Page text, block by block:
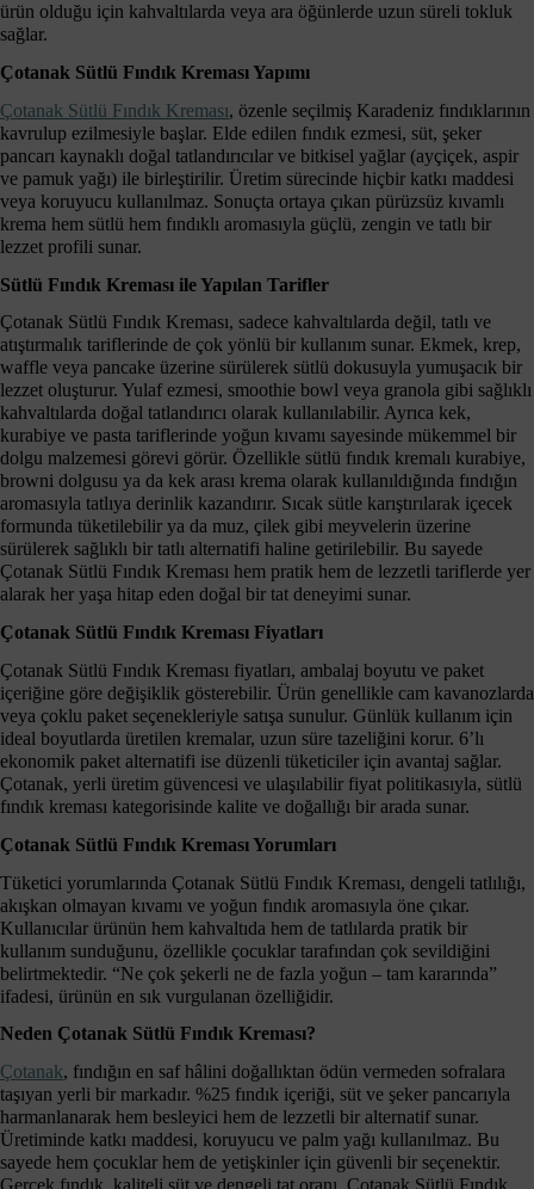
ürün olduğu için kahvaltılarda veya ara öğünlerde uzun süreli tokluk
sağlar.
Çotanak Sütlü Fındık Kreması Yapımı
Çotanak Sütlü Fındık Kreması, özenle seçilmiş Karadeniz fındıklarının
kavrulup ezilmesiyle başlar. Elde edilen fındık ezmesi, süt, şeker
pancarı kaynaklı doğal tatlandırıcılar ve bitkisel yağlar (ayçiçek, aspir
ve pamuk yağı) ile birleştirilir. Üretim sürecinde hiçbir katkı maddesi
veya koruyucu kullanılmaz. Sonuçta ortaya çıkan pürüzsüz kıvamlı
krema hem sütlü hem fındıklı aromasıyla güçlü, zengin ve tatlı bir
lezzet profili sunar.
Sütlü Fındık Kreması ile Yapılan Tarifler
Çotanak Sütlü Fındık Kreması, sadece kahvaltılarda değil, tatlı ve
atıştırmalık tariflerinde de çok yönlü bir kullanım sunar. Ekmek, krep,
waffle veya pancake üzerine sürülerek sütlü dokusuyla yumuşacık bir
lezzet oluşturur. Yulaf ezmesi, smoothie bowl veya granola gibi sağlıklı
kahvaltılarda doğal tatlandırıcı olarak kullanılabilir. Ayrıca kek,
kurabiye ve pasta tariflerinde yoğun kıvamı sayesinde mükemmel bir
dolgu malzemesi görevi görür. Özellikle sütlü fındık kremalı kurabiye,
browni dolgusu ya da kek arası krema olarak kullanıldığında fındığın
aromasıyla tatlıya derinlik kazandırır. Sıcak sütle karıştırılarak içecek
formunda tüketilebilir ya da muz, çilek gibi meyvelerin üzerine
sürülerek sağlıklı bir tatlı alternatifi haline getirilebilir. Bu sayede
Çotanak Sütlü Fındık Kreması hem pratik hem de lezzetli tariflerde yer
alarak her yaşa hitap eden doğal bir tat deneyimi sunar.
Çotanak Sütlü Fındık Kreması Fiyatları
Çotanak Sütlü Fındık Kreması fiyatları, ambalaj boyutu ve paket
içeriğine göre değişiklik gösterebilir. Ürün genellikle cam kavanozlarda
veya çoklu paket seçenekleriyle satışa sunulur. Günlük kullanım için
ideal boyutlarda üretilen kremalar, uzun süre tazeliğini korur. 6’lı
ekonomik paket alternatifi ise düzenli tüketiciler için avantaj sağlar.
Çotanak, yerli üretim güvencesi ve ulaşılabilir fiyat politikasıyla, sütlü
fındık kreması kategorisinde kalite ve doğallığı bir arada sunar.
Çotanak Sütlü Fındık Kreması Yorumları
Tüketici yorumlarında Çotanak Sütlü Fındık Kreması, dengeli tatlılığı,
akışkan olmayan kıvamı ve yoğun fındık aromasıyla öne çıkar.
Kullanıcılar ürünün hem kahvaltıda hem de tatlılarda pratik bir
kullanım sunduğunu, özellikle çocuklar tarafından çok sevildiğini
belirtmektedir. “Ne çok şekerli ne de fazla yoğun – tam kararında”
ifadesi, ürünün en sık vurgulanan özelliğidir.
Neden Çotanak Sütlü Fındık Kreması?
Çotanak, fındığın en saf hâlini doğallıktan ödün vermeden sofralara
taşıyan yerli bir markadır. %25 fındık içeriği, süt ve şeker pancarıyla
harmanlanarak hem besleyici hem de lezzetli bir alternatif sunar.
Üretiminde katkı maddesi, koruyucu ve palm yağı kullanılmaz. Bu
sayede hem çocuklar hem de yetişkinler için güvenli bir seçenektir.